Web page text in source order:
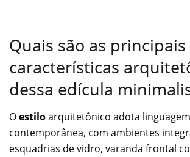
Quais são as principais
características
dessa edícula
Oestiloarquitetônico adota linguagem
contemporânea, com ambientes
esquadrias de vidro, varanda frontal